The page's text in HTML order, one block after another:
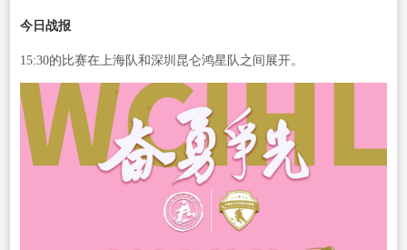
今日战报
15:30的比赛在上海队和深圳昆仑鸿星队之间展开。